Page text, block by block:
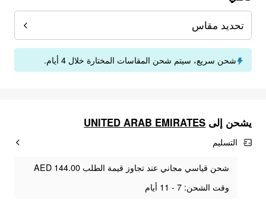
تحديد مقاس
شحن سريع، سيتم شحن المقاسات المختارة خلال 4 أيام.
يشحن إلى UNITED ARAB EMIRATES
التسليم
شحن قياسي مجاني عند تجاوز قيمة الطلب AED 144.00
وقت الشحن: 7 - 11 أيام